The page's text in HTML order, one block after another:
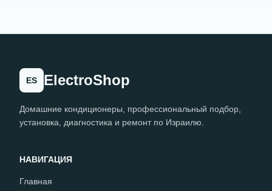
ES ElectroShop
Домашние кондиционеры, профессиональный подбор,
установка, диагностика и ремонт по Израилю.
НАВИГАЦИЯ
Главная